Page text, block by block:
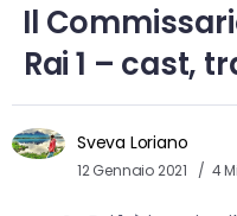
Il
Rai 1 – cast,
Sveva Loriano
12 Gennaio 2021 4